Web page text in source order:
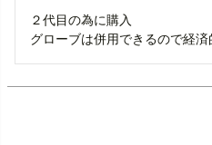
２代目の為に購入
グローブは併用できるので経済